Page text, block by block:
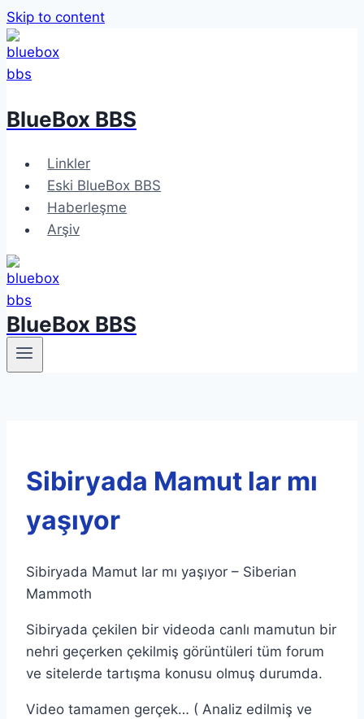
Skip to content
BlueBox BBS
Linkler
Eski BlueBox BBS
Haberleşme
Arşiv
BlueBox BBS
Sibiryada Mamut lar mı
yaşıyor
Sibiryada Mamut lar mı yaşıyor – Siberian
Mammoth
Sibiryada çekilen bir videoda canlı mamutun bir
nehri geçerken çekilmiş görüntüleri tüm forum
ve sitelerde tartışma konusu olmuş durumda.
Video tamamen gerçek… ( Analiz edilmiş ve